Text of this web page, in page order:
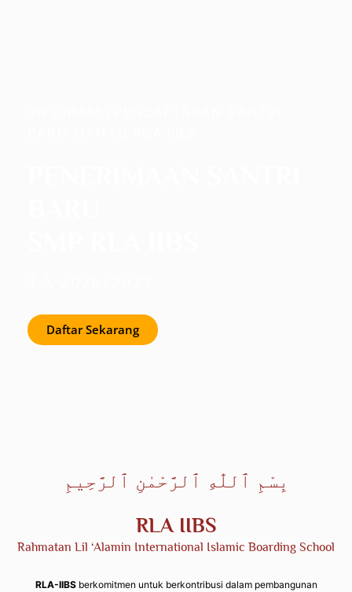
Daftar Sekarang
RLA IIBS
Rahmatan Lil ‘Alamin International Islamic Boarding School
RLA-IIBSberkomitmen untuk berkontribusi dalam pembangunan